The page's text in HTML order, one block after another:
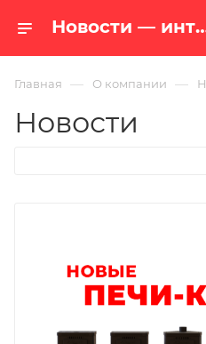
Новости — интернет-
Главная — О компании —
Новости